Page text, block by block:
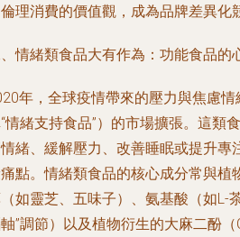
理消費的價值觀，成為品牌差異化
情緒類食品大有作為：功能食品的
年，全球疫情帶來的壓力與焦慮
情緒支持食品”）的市場擴張。這類
緒、緩解壓力、改善睡眠或提升專
點。情緒類食品的核心成分常與植
如靈芝、五味子）、氨基酸（如L-
”調節）以及植物衍生的大麻二酚（